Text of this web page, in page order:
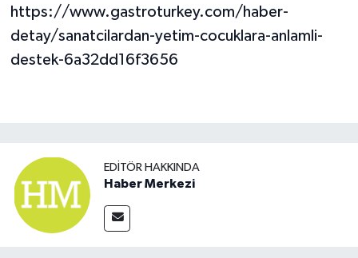
https://www.gastroturkey.com/haber-
detay/sanatcilardan-yetim-cocuklara-anlamli-
destek-6a32dd16f3656
EDITÖR HAKKINDA
Haber Merkezi